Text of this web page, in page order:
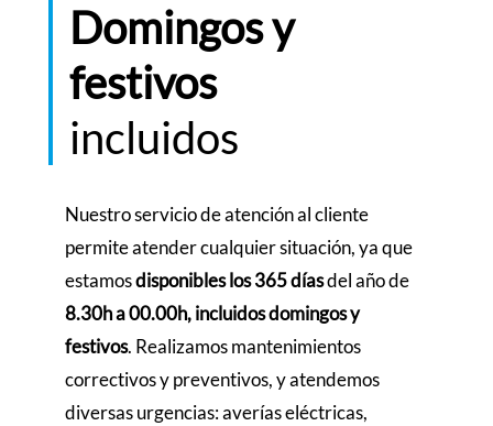
Domingos y
festivos
incluidos
Nuestro servicio de atención al cliente
permite atender cualquier situación, ya que
estamosdisponibles los 365 díasdel año de
8.30h a 00.00h, incluidos domingos y
festivos. Realizamos mantenimientos
correctivos y preventivos, y atendemos
diversas urgencias: averías eléctricas,